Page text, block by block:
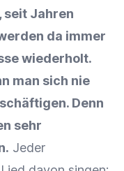
seit Jahren
da immer
wiederholt.
man sich nie
Denn
sehr
Jeder